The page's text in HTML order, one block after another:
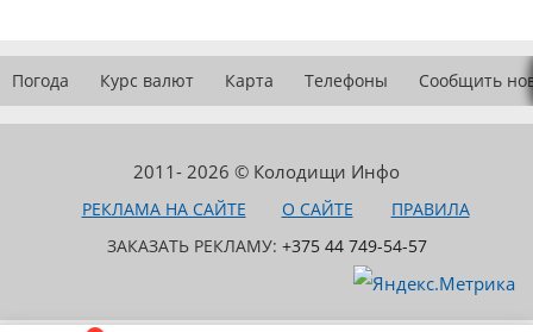
Погода Курс валют Карта Телефоны Сообщить
2011- 2026 © Колодищи Инфо
РЕКЛАМА НА САЙТЕ О САЙТЕ
ПРАВИЛА
ЗАКАЗАТЬ РЕКЛАМУ: +375 44 749-54-57